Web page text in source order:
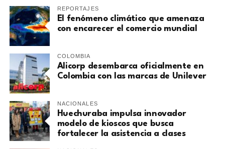
REPORTAJES
El fenómeno climático que amenaza
con encarecer el comercio mundial
COLOMBIA
Alicorp desembarca oficialmente en
Colombia con las marcas de Unilever
NACIONALES
Huechuraba impulsa innovador
modelo de kioscos que busca
fortalecer la asistencia a clases